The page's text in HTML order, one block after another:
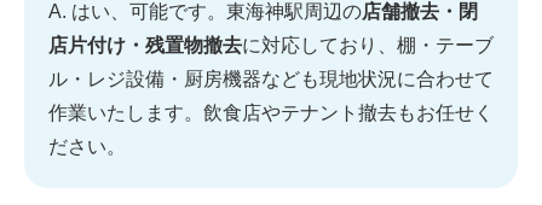
A. はい、可能です。東海神駅周辺の店舗撤去・閉
店片付け・残置物撤去に対応しており、棚・テーブ
ル・レジ設備・厨房機器なども現地状況に合わせて
作業いたします。飲食店やテナント撤去もお任せく
ださい。